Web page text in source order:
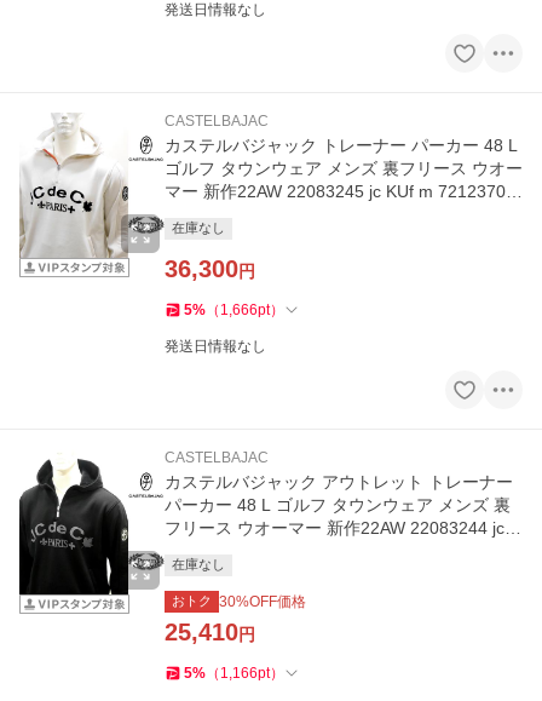
発送日情報なし
CASTELBAJAC
カステルバジャック トレーナー パーカー 48 L
ゴルフ タウンウェア メンズ 裏フリース ウオー
マー 新作22AW 22083245 jc KUf m 72123701
在庫なし
36,300円
5% （ 1,666pt）
発送日情報なし
CASTELBAJAC
カステルバジャック アウトレット トレーナー
パーカー 48 L ゴルフ タウンウェア メンズ 裏
フリース ウオーマー 新作22AW 22083244 jc K
在庫なし
おトク 30%OFF価格
25,410円
5% （ 1,166pt）